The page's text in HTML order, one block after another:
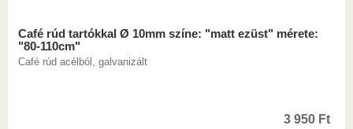
Café rúd tartókkal Ø 10mm színe: "matt ezüst" mérete:
"80-110cm"
Café rúd acélból, galvanizált
3 950 Ft